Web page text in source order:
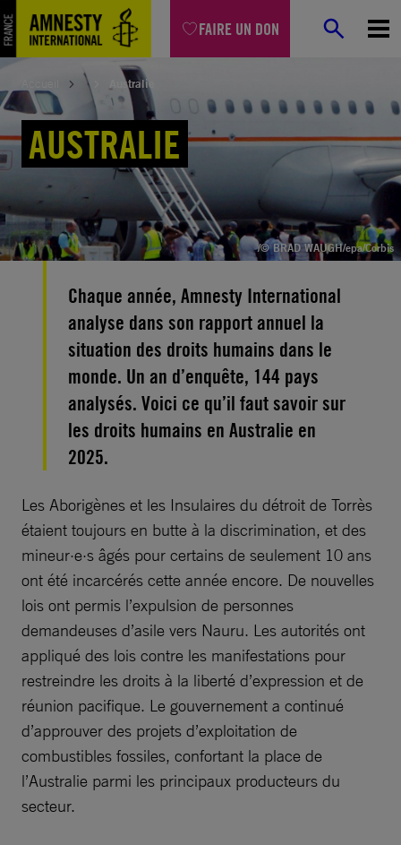
FAIRE UN DON
Aller
au
contenu
Australie
AUSTRALIE
/© BRAD WAUGH/epa/Corbis
Chaque année, Amnesty International
analyse dans son rapport annuel la
situation des droits humains dans le
monde. Un an d’enquête, 144 pays
analysés. Voici ce qu’il faut savoir sur
les droits humains en Australie en
2025.
Les Aborigènes et les Insulaires du détroit de Torrès
étaient toujours en butte à la discrimination, et des
mineur·e·s âgés pour certains de seulement 10 ans
ont été incarcérés cette année encore. De nouvelles
lois ont permis l’expulsion de personnes
demandeuses d’asile vers Nauru. Les autorités ont
appliqué des lois contre les manifestations pour
restreindre les droits à la liberté d’expression et de
réunion pacifique. Le gouvernement a continué
d’approuver des projets d’exploitation de
combustibles fossiles, confortant la place de
l’Australie parmi les principaux producteurs du
secteur.